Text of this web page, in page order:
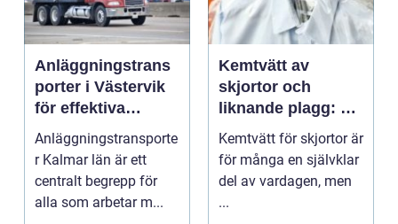
Anläggningstrans
porter i Västervik
för effektiva
byggprojekt
Anläggningstransporte
r Kalmar län är ett
centralt begrepp för
alla som arbetar m...
Kemtvätt av
skjortor och
liknande plagg: Så
fungerar
professionell
klädvård i
Kemtvätt för skjortor är
för många en självklar
del av vardagen, men
...